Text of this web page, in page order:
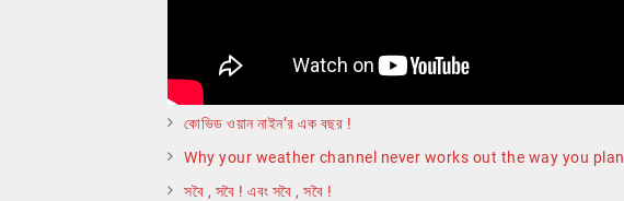
কোভিড ওয়ান নাইন’র এক বছর !
Why your weather channel never works out the way you plan
সবৈ , সবৈ ! এবং সবৈ , সবৈ !